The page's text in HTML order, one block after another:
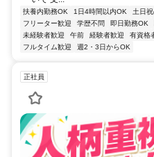
扶養内勤務OK 1日4時間以内OK 土日
フリーター歓迎
学歴不問 即日勤務OK
未経験者歓迎
午前 経験者歓迎 有資格
フルタイム歓迎
週2・3日からOK
正社員